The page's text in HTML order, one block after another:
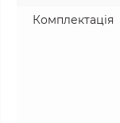
Комплектація